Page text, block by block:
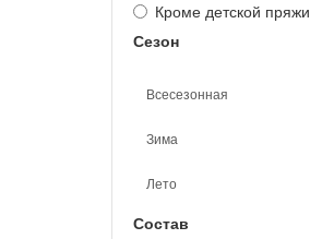
Кроме детской пряжи
Сезон
Всесезонная
Зима
Лето
Состав